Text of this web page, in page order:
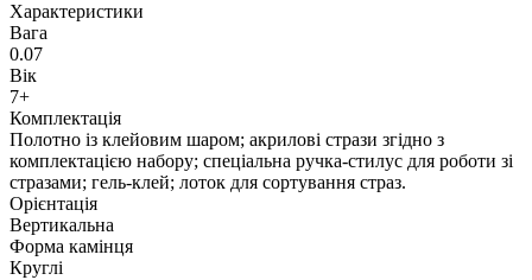
Характеристики
Вага
0.07
Вік
7+
Комплектація
Полотно із клейовим шаром; акрилові стрази згідно з
комплектацією набору; спеціальна ручка-стилус для роботи зі
стразами; гель-клей; лоток для сортування страз.
Орієнтація
Вертикальна
Форма камінця
Круглі